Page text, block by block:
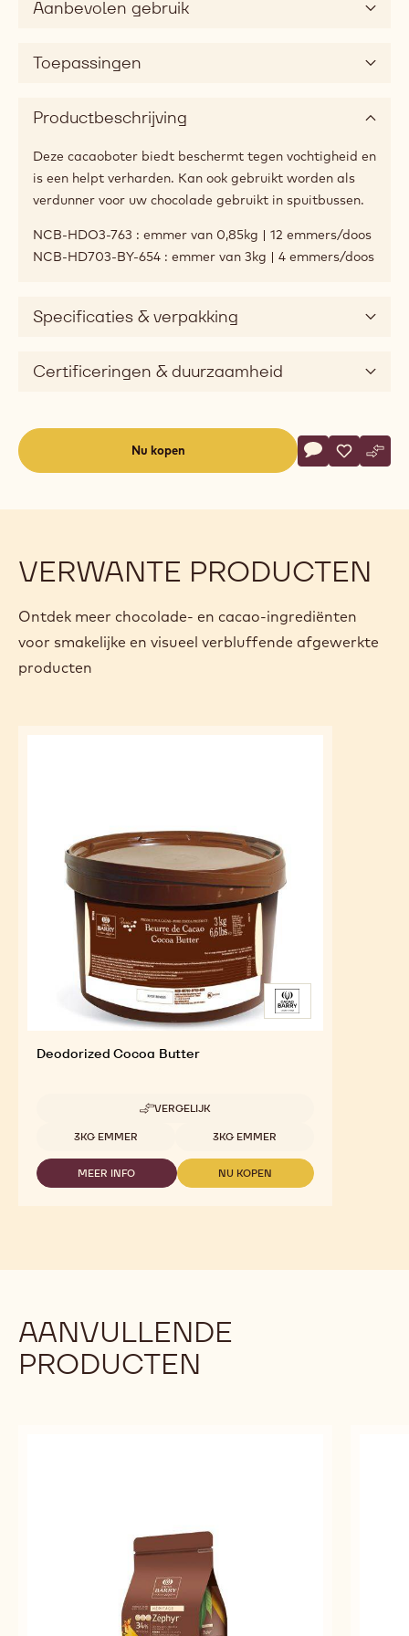
Aanbevolen gebruik
Toepassingen
Productbeschrijving
Deze cacaoboter biedt beschermt tegen vochtigheid en
is een helpt verharden. Kan ook gebruikt worden als
verdunner voor uw chocolade gebruikt in spuitbussen.
NCB-HDO3-763 : emmer van 0,85kg | 12 emmers/doos
NCB-HD703-BY-654 : emmer van 3kg | 4 emmers/doos
Specificaties & verpakking
Certificeringen & duurzaamheid
Nu kopen
Actions
Schrijf een
- Deodorized
Opslaan
- -
VERWANTE PRODUCTEN
Ontdek meer chocolade- en cacao-ingrediënten
voor smakelijke en visueel verbluffende afgewerkte
producten
Deodorized Cocoa Butter
VERGELIJK
-
COCOA
BUTTER
Beschikbare maten
3KG EMMER 3KG EMMER
MEER INFO
-
NU KOPEN
-
AANVULLENDE
PRODUCTEN